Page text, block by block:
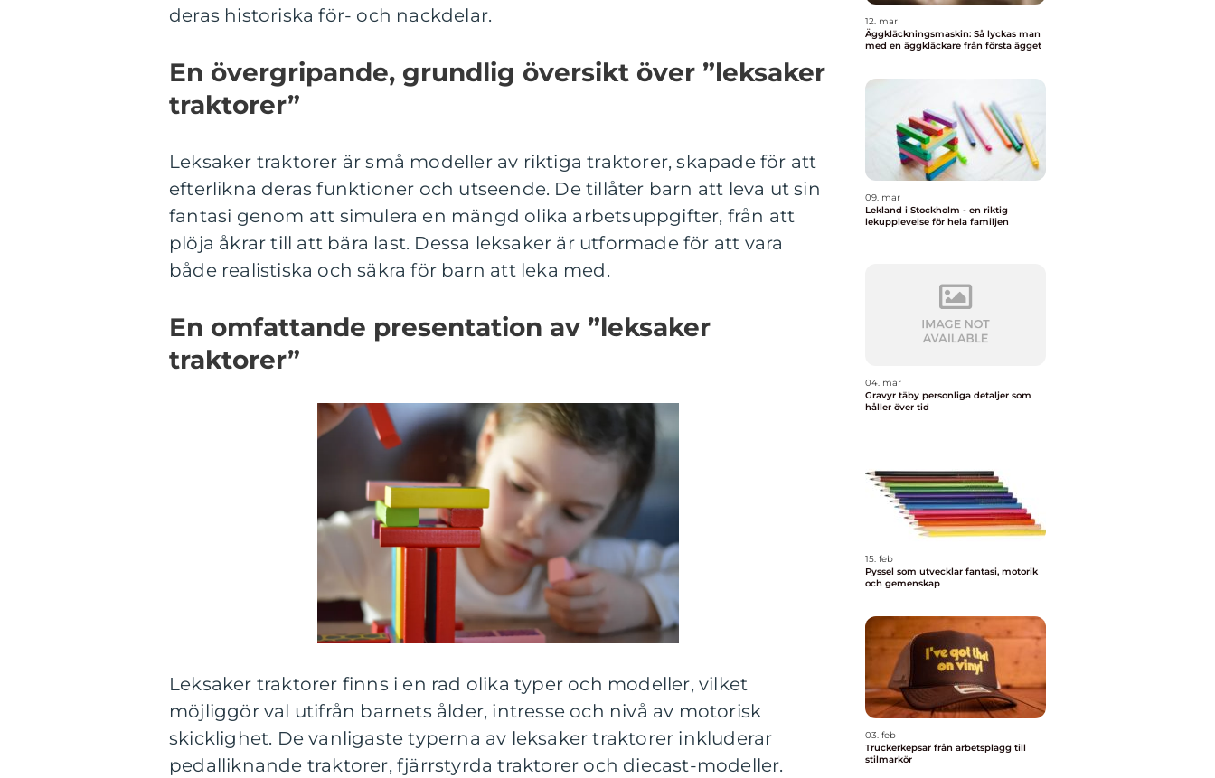
deras historiska för- och nackdelar.
En övergripande, grundlig översikt över ”leksaker
traktorer”
Leksaker traktorer är små modeller av riktiga traktorer, skapade för att
efterlikna deras funktioner och utseende. De tillåter barn att leva ut sin
fantasi genom att simulera en mängd olika arbetsuppgifter, från att
plöja åkrar till att bära last. Dessa leksaker är utformade för att vara
både realistiska och säkra för barn att leka med.
En omfattande presentation av ”leksaker
traktorer”
Leksaker traktorer finns i en rad olika typer och modeller, vilket
möjliggör val utifrån barnets ålder, intresse och nivå av motorisk
skicklighet. De vanligaste typerna av leksaker traktorer inkluderar
pedalliknande traktorer, fjärrstyrda traktorer och diecast-modeller.
12. mar
Äggkläckningsmaskin: Så lyckas man
med en äggkläckare från första ägget
09. mar
Lekland i Stockholm - en riktig
lekupplevelse för hela familjen
04. mar
Gravyr täby personliga detaljer som
håller över tid
15. feb
Pyssel som utvecklar fantasi, motorik
och gemenskap
03. feb
Truckerkepsar från arbetsplagg till
stilmarkör